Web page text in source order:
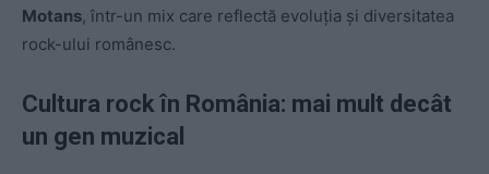
Motans, într-un mix care reflectă evoluția și diversitatea
rock-ului românesc.
Cultura rock în România: mai mult decât
un gen muzical